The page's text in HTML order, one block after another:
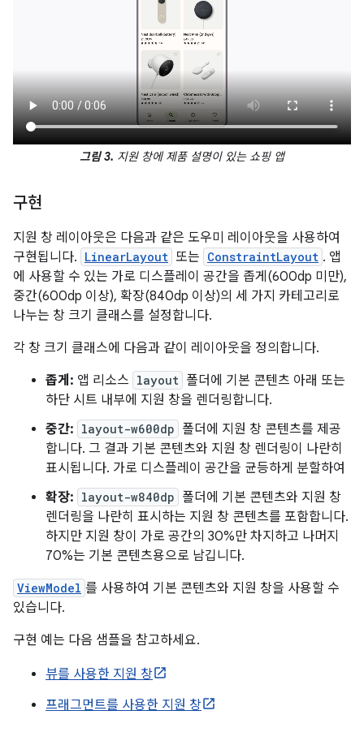
그림 3. 지원 창에 제품 설명이 있는 쇼핑 앱
구현
지원 창 레이아웃은 다음과 같은 도우미 레이아웃을 사용하여
구현됩니다. LinearLayout 또는 ConstraintLayout . 앱
에 사용할 수 있는 가로 디스플레이 공간을 좁게(600dp 미만),
중간(600dp 이상), 확장(840dp 이상)의 세 가지 카테고리로
나누는 창 크기 클래스를 설정합니다.
각 창 크기 클래스에 다음과 같이 레이아웃을 정의합니다.
좁게: 앱 리소스 layout 폴더에 기본 콘텐츠 아래 또는
하단 시트 내부에 지원 창을 렌더링합니다.
중간: layout-w600dp 폴더에 지원 창 콘텐츠를 제공
합니다. 그 결과 기본 콘텐츠와 지원 창 렌더링이 나란히
표시됩니다. 가로 디스플레이 공간을 균등하게 분할하여
확장: layout-w840dp 폴더에 기본 콘텐츠와 지원 창
렌더링을 나란히 표시하는 지원 창 콘텐츠를 포함합니다.
하지만 지원 창이 가로 공간의 30%만 차지하고 나머지
70%는 기본 콘텐츠용으로 남깁니다.
ViewModel 를 사용하여 기본 콘텐츠와 지원 창을 사용할 수
있습니다.
구현 예는 다음 샘플을 참고하세요.
뷰를 사용한 지원 창
프래그먼트를 사용한 지원 창